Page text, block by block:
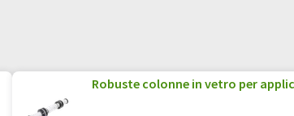
Robuste colonne in vetro per